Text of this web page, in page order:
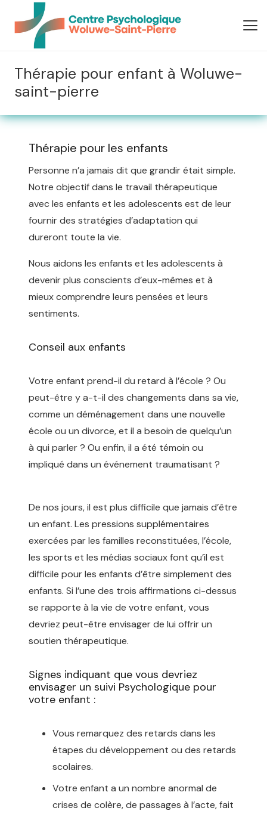
Thérapie pour enfant à Woluwe-
saint-pierre
Thérapie pour les enfants
Personne n’a jamais dit que grandir était simple.
Notre objectif dans le travail thérapeutique
avec les enfants et les adolescents est de leur
fournir des stratégies d’adaptation qui
dureront toute la vie.
Nous aidons les enfants et les adolescents à
devenir plus conscients d’eux-mêmes et à
mieux comprendre leurs pensées et leurs
sentiments.
Conseil aux enfants
Votre enfant prend-il du retard à l’école ? Ou
peut-être y a-t-il des changements dans sa vie,
comme un déménagement dans une nouvelle
école ou un divorce, et il a besoin de quelqu’un
à qui parler ? Ou enfin, il a été témoin ou
impliqué dans un événement traumatisant ?
De nos jours, il est plus difficile que jamais d’être
un enfant. Les pressions supplémentaires
exercées par les familles reconstituées, l’école,
les sports et les médias sociaux font qu’il est
difficile pour les enfants d’être simplement des
enfants. Si l’une des trois affirmations ci-dessus
se rapporte à la vie de votre enfant, vous
devriez peut-être envisager de lui offrir un
soutien thérapeutique.
Signes indiquant que vous devriez
envisager un suivi Psychologique pour
votre enfant :
Vous remarquez des retards dans les
étapes du développement ou des retards
scolaires.
Votre enfant a un nombre anormal de
crises de colère, de passages à l’acte, fait